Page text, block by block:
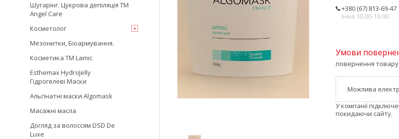
+380 (67) 813-69-47
Інна 10.00-16.00
повернення товару
У компанії
покидаючи сайту.
Шугарінг. Цукрова депіляція TM
Angel Care
Косметолог
Мезонитки, Біоармування.
Косметика TM Lamic
Esthemax HydroJelly
Гідрогелеві Маски
Альгінатні маски Algomask
Масажні масла
Догляд за волоссям DSD De
Luxe